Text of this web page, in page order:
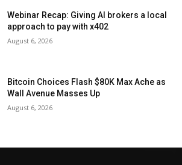
Webinar Recap: Giving AI brokers a local
approach to pay with x402
August 6, 2026
Bitcoin Choices Flash $80K Max Ache as
Wall Avenue Masses Up
August 6, 2026